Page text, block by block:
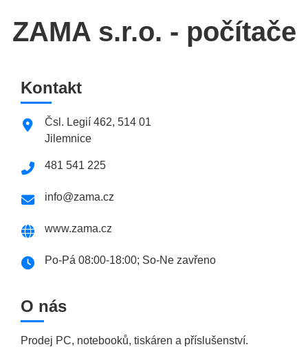
ZAMA s.r.o. - počítače
Kontakt
Čsl. Legií 462, 514 01
Jilemnice
481 541 225
info@zama.cz
www.zama.cz
Po-Pá 08:00-18:00; So-Ne zavřeno
O nás
Prodej PC, notebooků, tiskáren a příslušenství.